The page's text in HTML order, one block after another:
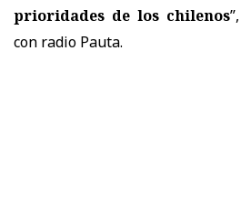
prioridades de los chilenos
con radio Pauta.